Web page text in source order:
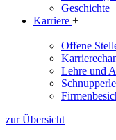
Geschichte
Karriere +
Offene
Lehre und
zur Übersicht